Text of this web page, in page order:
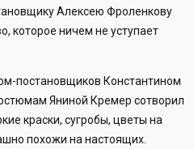
Алексею Фроленкову
которое ничем не уступает
постановщиков Константином
Яниной Кремер сотворил
краски, сугробы, цветы на
похожи на настоящих.